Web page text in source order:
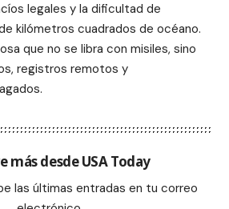
legales y la dificultad de
kilómetros cuadrados de océano.
que no se libra con misiles, sino
registros remotos y
más desde USA Today
las últimas entradas en tu correo